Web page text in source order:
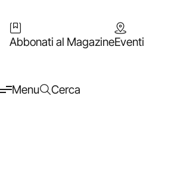
Abbonati al MagazineEventi
Menu Cerca